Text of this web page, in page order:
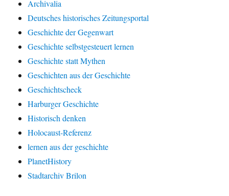
Archivalia
Deutsches historisches Zeitungsportal
Geschichte der Gegenwart
Geschichte selbstgesteuert lernen
Geschichte statt Mythen
Geschichten aus der Geschichte
Geschichtscheck
Harburger Geschichte
Historisch denken
Holocaust-Referenz
lernen aus der geschichte
PlanetHistory
Stadtarchiv Brilon